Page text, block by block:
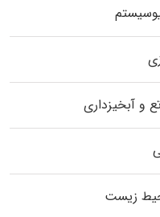
و آبخیزداری
زیست